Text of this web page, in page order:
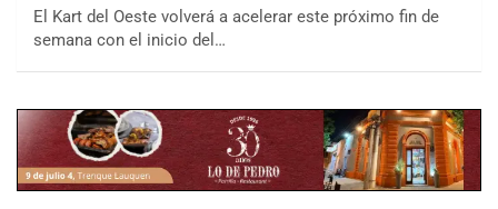
El Kart del Oeste volverá a acelerar este próximo fin de
semana con el inicio del…